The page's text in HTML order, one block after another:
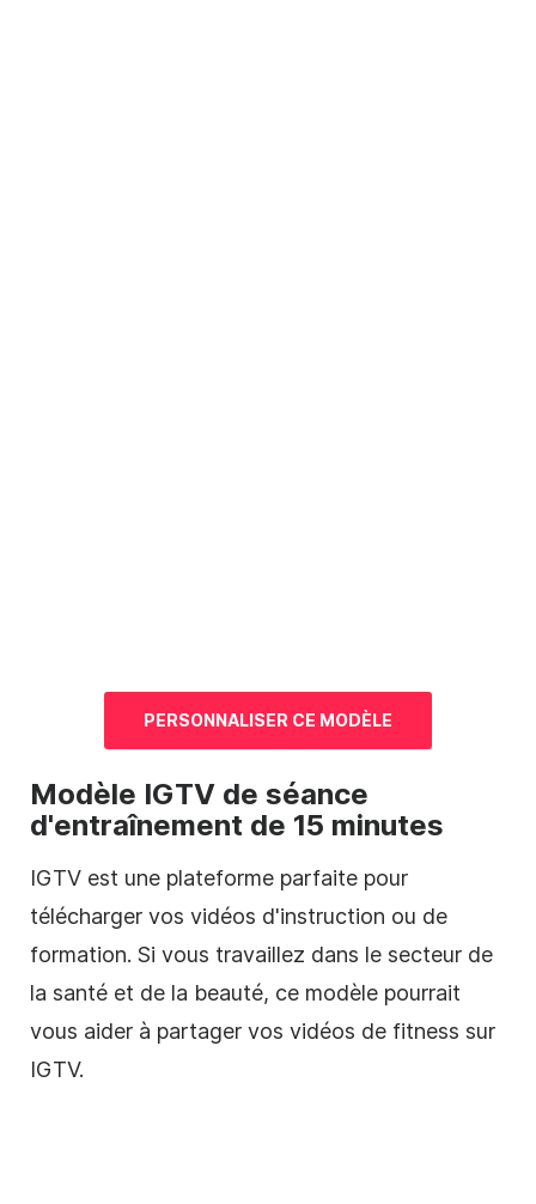
PERSONNALISER CE MODÈLE
Modèle IGTV de séance
d'entraînement de 15 minutes
IGTV est une plateforme parfaite pour
télécharger vos vidéos d'instruction ou de
formation. Si vous travaillez dans le secteur de
la santé et de la beauté, ce modèle pourrait
vous aider à partager vos vidéos de fitness sur
IGTV.